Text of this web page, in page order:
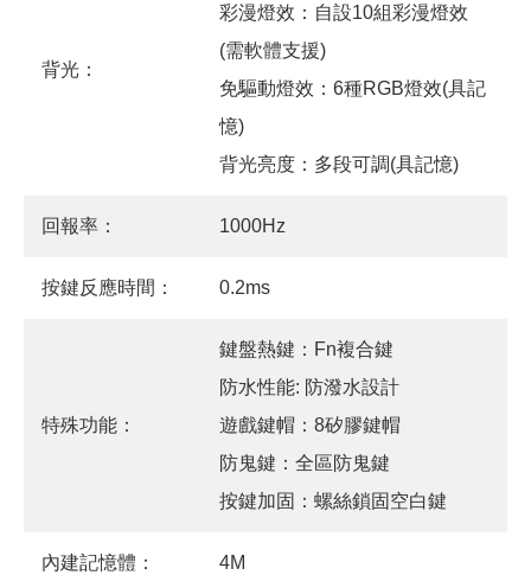
背光：
彩漫燈效：自設10組彩漫燈效
(需軟體支援)
免驅動燈效：6種RGB燈效(具記
憶)
背光亮度：多段可調(具記憶)
回報率： 1000Hz
按鍵反應時間： 0.2ms
特殊功能：
鍵盤熱鍵：Fn複合鍵
防水性能: 防潑水設計
遊戲鍵帽：8矽膠鍵帽
防鬼鍵：全區防鬼鍵
按鍵加固：螺絲鎖固空白鍵
內建記憶體： 4M